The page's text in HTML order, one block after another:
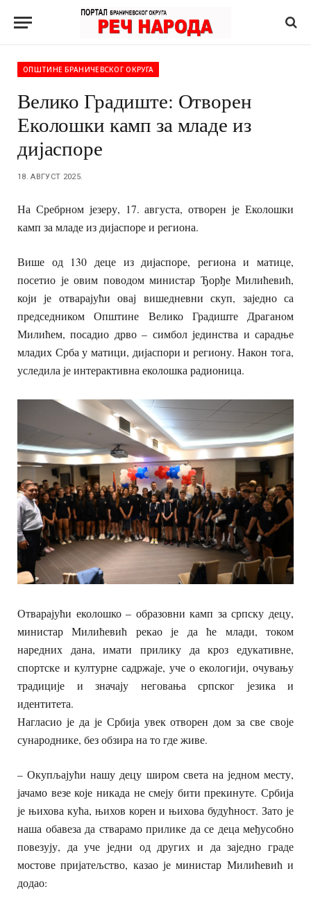
ОПШТИНЕ БРАНИЧЕВСКОГ ОКРУГА
Велико Градиште: Отворен
Еколошки камп за младе из
дијаспоре
18. АВГУСТ 2025.
На Сребрном језеру, 17. августа, отворен је Еколошки
камп за младе из дијаспоре и региона.
Више од 130 деце из дијаспоре, региона и матице,
посетио је овим поводом министар Ђорђе Милићевић,
који је отварајући овај вишедневни скуп, заједно са
председником Општине Велико Градиште Драганом
Милићем, посадио дрво – симбол јединства и сарадње
младих Срба у матици, дијаспори и региону. Након тога,
уследила је интерактивна еколошка радионица.
Отварајући еколошко – образовни камп за српску децу,
министар Милићевић рекао је да ће млади, током
наредних дана, имати прилику да кроз едукативне,
спортске и културне садржаје, уче о екологији, очувању
традиције и значају неговања српског језика и
идентитета.
Нагласио је да је Србија увек отворен дом за све своје
сународнике, без обзира на то где живе.
– Окупљајући нашу децу широм света на једном месту,
јачамо везе које никада не смеју бити прекинуте. Србија
је њихова кућа, њихов корен и њихова будућност. Зато је
наша обавеза да стварамо прилике да се деца међусобно
повезују, да уче једни од других и да заједно граде
мостове пријатељство, казао је министар Милићевић и
додао: